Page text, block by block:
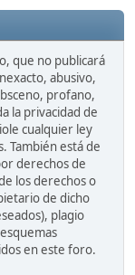
que no publicará
abusivo,
profano,
la privacidad de
cualquier ley
También está de
derechos de
los derechos o
de dicho
plagio
en este foro.